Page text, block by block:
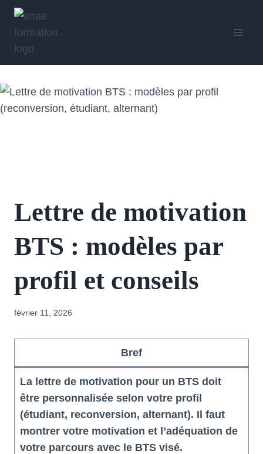
Aller
Lettre de motivation
BTS : modèles par
profil et conseils
février 11, 2026
Bref
La lettre de motivation pour un BTS doit
être personnalisée selon votre profil
(étudiant, reconversion, alternant). Il faut
montrer votre motivation et l’adéquation de
votre parcours avec le BTS visé.